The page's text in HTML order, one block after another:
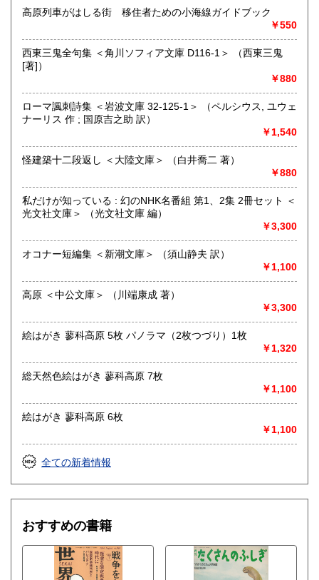
追分コロニーは「豊かな暮らし」をテーマにした「村の古本
屋」です。人が精神的に豊かな生活を送るための 様々な遊び
的「衣・食・住、アート、音楽、旅、 趣味、健康、文芸、経
済、社会、哲学、政治」 等の幅広いテーマを扱います。
「日本の古本屋」で販売している古本は、隣りの「文化磁場
油や」で一部展示販売も春～秋にしています、堀辰雄、立原
道造、加藤周一などのゆかりの土地柄です。信州にお越しの
沿線名：しなの鉄道
営業時間：12:00〜17:00
定休日：火・水曜日(夏季:毎日営業、冬季:天気次第)
◇近隣であれば書籍の買取をしています。少数であれば店へ
の持ち込み、あるいは量が多い場合はまずは電話などで相談
買取が出来る本とそうでない本があります、メール・電話等
取り扱い分野
哲学宗教、歴史、社会科学、美術工芸、外国文学、趣味、サ
ブカルチャー、古書一般（その他）
高原列車がはしる街 移住者ための小海線ガイドブック
￥550
西東三鬼全句集 ＜角川ソフィア文庫 D116-1＞ （西東三鬼
[著]）
￥880
ローマ諷刺詩集 ＜岩波文庫 32-125-1＞ （ペルシウス, ユウェ
ナーリス 作 ; 国原吉之助 訳）
￥1,540
怪建築十二段返し ＜大陸文庫＞ （白井喬二 著）
￥880
私だけが知っている : 幻のNHK名番組 第1、2集 2冊セット ＜
光文社文庫＞ （光文社文庫 編）
￥3,300
オコナー短編集 ＜新潮文庫＞ （須山静夫 訳）
￥1,100
高原 ＜中公文庫＞ （川端康成 著）
￥3,300
絵はがき 蓼科高原 5枚 パノラマ（2枚つづり）1枚
￥1,320
総天然色絵はがき 蓼科高原 7枚
￥1,100
絵はがき 蓼科高原 6枚
￥1,100
全ての新着情報
おすすめの書籍